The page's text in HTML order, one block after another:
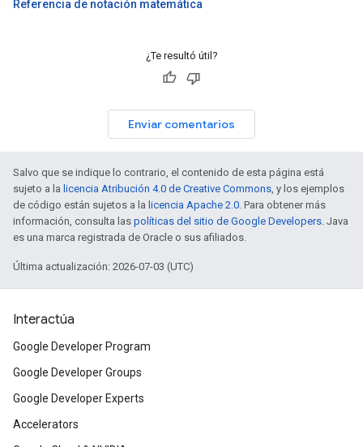
Referencia de notación matemática
¿Te resultó útil?
Enviar comentarios
Salvo que se indique lo contrario, el contenido de esta página está
sujeto a la licencia Atribución 4.0 de Creative Commons, y los ejemplos
de código están sujetos a la licencia Apache 2.0. Para obtener más
información, consulta las políticas del sitio de Google Developers. Java
es una marca registrada de Oracle o sus afiliados.
Última actualización: 2026-07-03 (UTC)
Interactúa
Google Developer Program
Google Developer Groups
Google Developer Experts
Accelerators